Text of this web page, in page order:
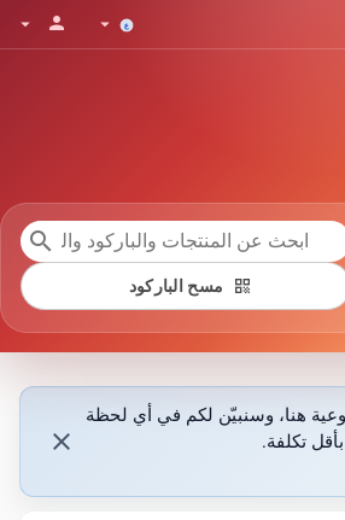
arrow_drop_down
person
arrow_drop_down
search
qr_code مسح الباركود
هنا، وسنبيّن لكم في أي لحظة
تكلفة.
close